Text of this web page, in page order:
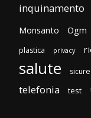
inquinamento
Monsanto Ogm
plastica privacy
salute
telefonia test